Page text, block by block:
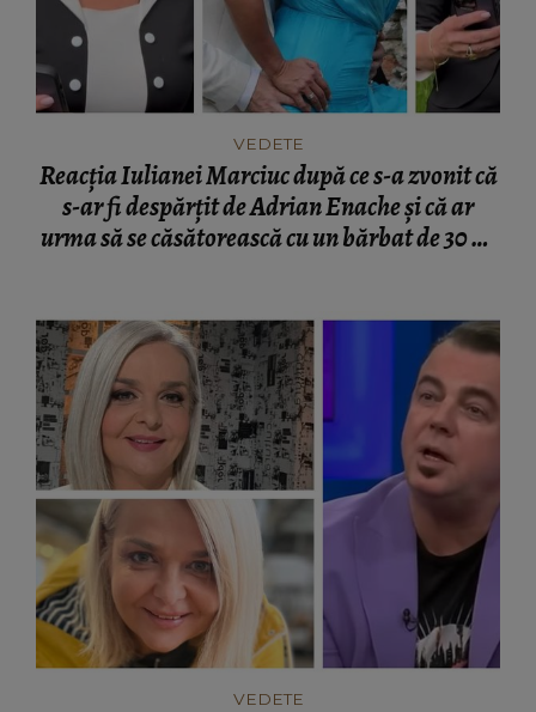
VEDETE
Reacția Iulianei Marciuc după ce s-a zvonit că
s-ar fi despărțit de Adrian Enache și că ar
urma să se căsătorească cu un bărbat de 30 de
VEDETE